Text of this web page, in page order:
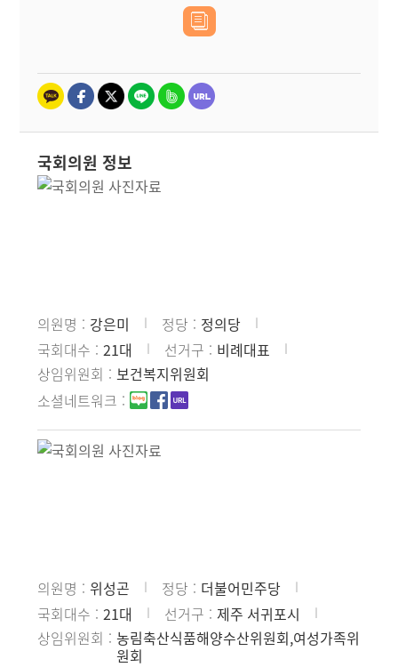
국회의원 정보
의원명 강은미 정당
정의당
국회대수
21대 선거구
비례대표
상임위원회
보건복지위원회
소셜네트워크
의원명 위성곤 정당
더불어민주당
국회대수
21대 선거구
제주 서귀포시
상임위원회
농림축산식품해양수산위원회,여성가족위
원회